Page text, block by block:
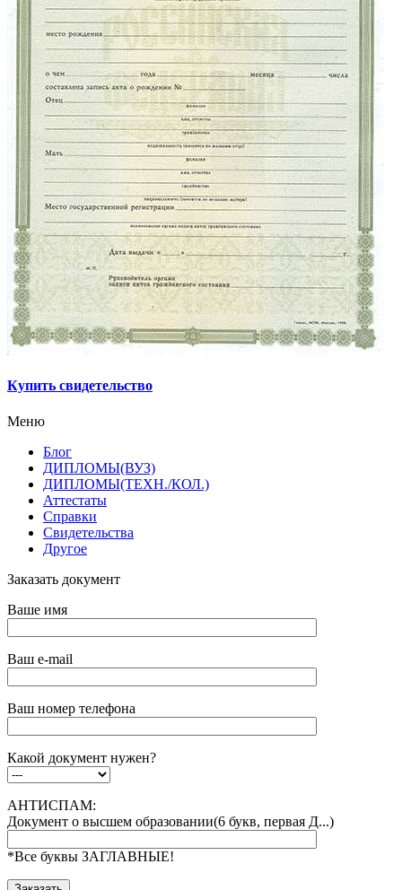
Купить свидетельство
Меню
Блог
ДИПЛОМЫ(ВУЗ)
ДИПЛОМЫ(ТЕХН./КОЛ.)
Аттестаты
Справки
Свидетельства
Другое
Заказать документ
Ваше имя
Ваш e-mail
Ваш номер телефона
Какой документ нужен?
АНТИСПАМ:
Документ о высшем образовании(6 букв, первая Д...)
*Все буквы ЗАГЛАВНЫЕ!